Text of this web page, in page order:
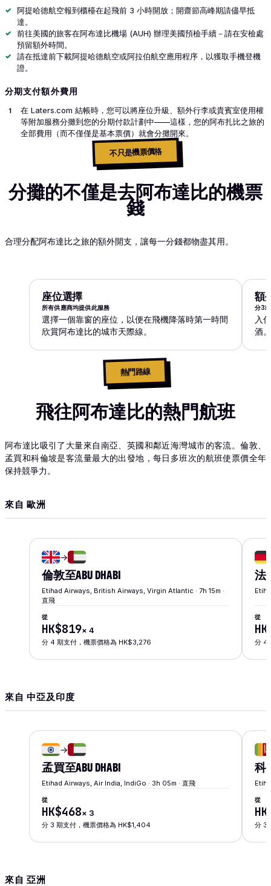
阿提哈德航空報到櫃檯在起飛前 3 小時開放；開齋節高峰期請儘早抵
達。
前往美國的旅客在阿布達比機場 (AUH) 辦理美國預檢手續－請在安檢處
預留額外時間。
請在抵達前下載阿提哈德航空或阿拉伯航空應用程序，以獲取手機登機
證。
分期支付額外費用
在 Laters.com 結帳時，您可以將座位升級、額外行李或貴賓室使用權
等附加服務分攤到您的分期付款計劃中——這樣，您的阿布扎比之旅的
全部費用（而不僅僅是基本票價）就會分攤開來。
不只是機票價格
分攤的不僅是去阿布達比的機票
錢
合理分配阿布達比之旅的額外開支，讓每一分錢都物盡其用。
座位選擇
所有供應商均提供此服務
選擇一個靠窗的座位，以便在飛機降落時第一時間
欣賞阿布達比的城市天際線。
額
分3
入
酒。
熱門路線
飛往阿布達比的熱門航班
阿布達比吸引了大量來自南亞、英國和鄰近海灣城市的客流。倫敦、
孟買和科倫坡是客流量最大的出發地，每日多班次的航班使票價全年
保持競爭力。
來自 歐洲
→
倫敦至ABU DHABI
Etihad Airways, British Airways, Virgin Atlantic · 7h 15m ·
直飛
從
HK$819× 4
分 4 期支付，機票價格為 HK$3,276
法
從
分 4
來自 中亞及印度
→
孟買至ABU DHABI
Etihad Airways, Air India, IndiGo · 3h 05m · 直飛
從
HK$468× 3
分 3 期支付，機票價格為 HK$1,404
科
從
分 3
來自 亞洲